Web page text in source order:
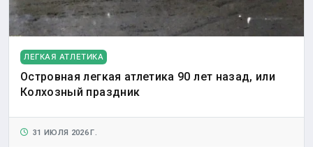
ЛЕГКАЯ АТЛЕТИКА
Островная легкая атлетика 90 лет назад, или
Колхозный праздник
31 ИЮЛЯ 2026 Г.